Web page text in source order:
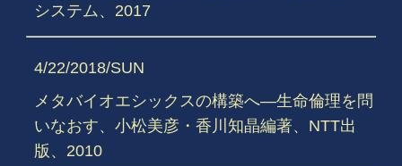
システム、2017
4/22/2018/SUN
メタバイオエシックスの構築へ―生命倫理を問
いなおす、小松美彦・香川知晶編著、NTT出
版、2010